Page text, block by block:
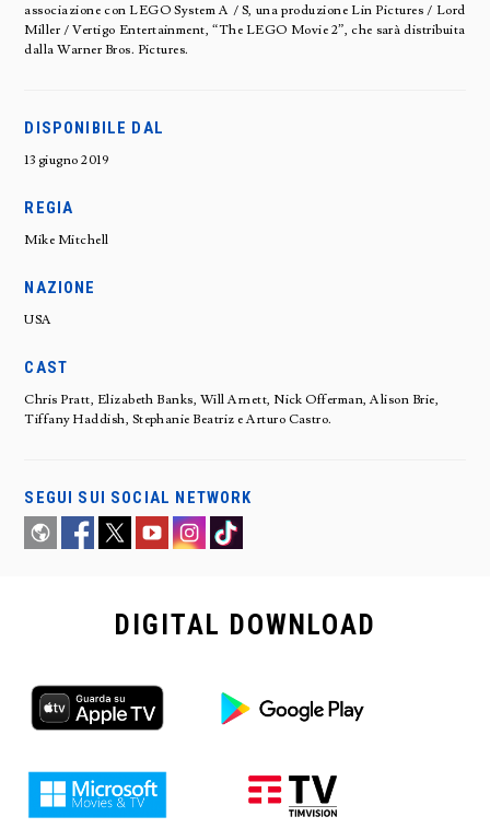
associazione con LEGO System A / S, una produzione Lin Pictures / Lord
Miller / Vertigo Entertainment, “The LEGO Movie 2”, che sarà distribuita
dalla Warner Bros. Pictures.
DISPONIBILE DAL
13 giugno 2019
REGIA
Mike Mitchell
NAZIONE
USA
CAST
Chris Pratt, Elizabeth Banks, Will Arnett, Nick Offerman, Alison Brie,
Tiffany Haddish, Stephanie Beatriz e Arturo Castro.
SEGUI SUI SOCIAL NETWORK
DIGITAL DOWNLOAD